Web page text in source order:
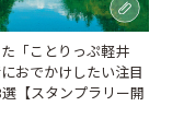
「ことりっぷ軽井
おでかけしたい注目
【スタンプラリー開